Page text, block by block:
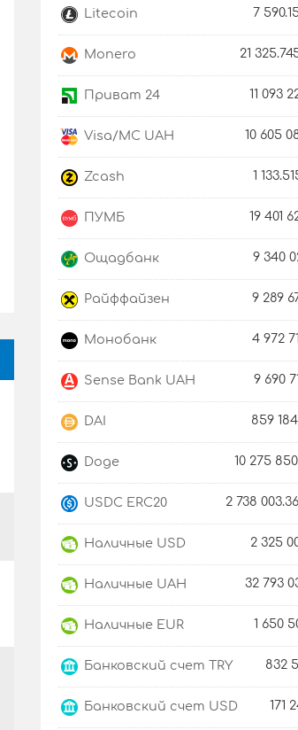
Litecoin 7
Monero 21
Приват 24 11 093
Visa/MC UAH 10 605
Zcash 1
ПУМБ 19 401
Ощадбанк 9 340
Райффайзен 9 289
Монобанк 4 972
Sense Bank UAH 9 690
DAI 859
Doge 10 275
USDC ERC20 2 738
Наличные USD 2 325
Наличные UAH 32 793
Наличные EUR 1 650
Банковский счет TRY 832
Банковский счет USD 171